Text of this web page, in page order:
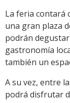
La feria contará
una gran plaza
podrán
gastronomía
también un
A su vez, entre
podrá disfrutar